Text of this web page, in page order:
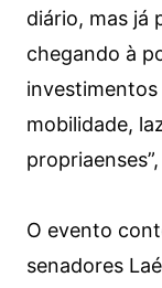
diário, mas já
chegando à
investimentos
mobilidade,
O evento
senadores